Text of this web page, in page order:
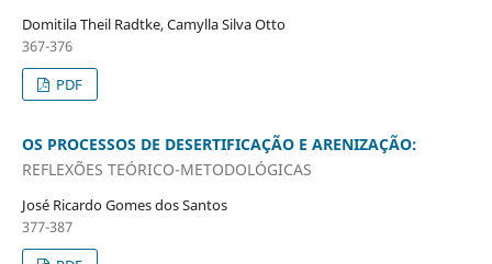
Domitila Theil Radtke, Camylla Silva Otto
367-376
PDF
OS PROCESSOS DE DESERTIFICAÇÃO E ARENIZAÇÃO:
REFLEXÕES TEÓRICO-METODOLÓGICAS
José Ricardo Gomes dos Santos
377-387